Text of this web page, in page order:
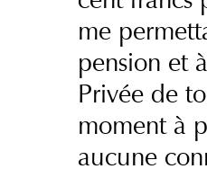
me
pension et
Privée de
moment à
aucune